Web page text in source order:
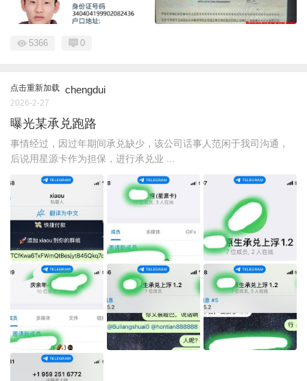
5366 0
点击重新加载 chengdui
2026-2-27
曝光某承兑跑路
事情经过，因过年期间承兑缺少，该公司话事人范闲于我司沟通，
后说用星源卡作为担保，进行承兑业 ...